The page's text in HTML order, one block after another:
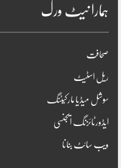
ہمارا نیٹ ورک
صحافت
ریل اسٹیٹ
سوشل میڈیا مارکیٹنگ
ایڈورٹائزنگ ایجنسی
ویب سائٹ بنانا